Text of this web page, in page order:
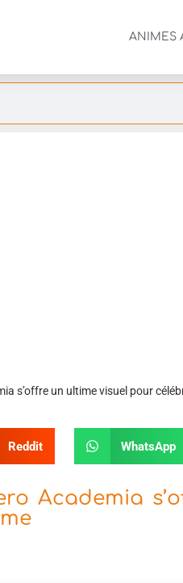
ANIMES
s’offre un ultime visuel pour
Reddit WhatsApp
Academia